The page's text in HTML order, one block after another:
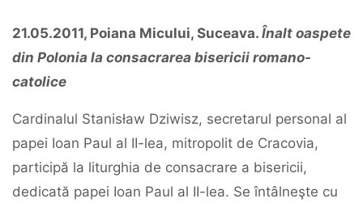
21.05.2011, Poiana Micului, Suceava. Înalt oaspete
din Polonia la consacrarea bisericii romano-
catolice
Cardinalul Stanisław Dziwisz, secretarul personal al
papei Ioan Paul al II-lea, mitropolit de Cracovia,
participă la liturghia de consacrare a bisericii,
dedicată papei Ioan Paul al II-lea. Se întâlneşte cu